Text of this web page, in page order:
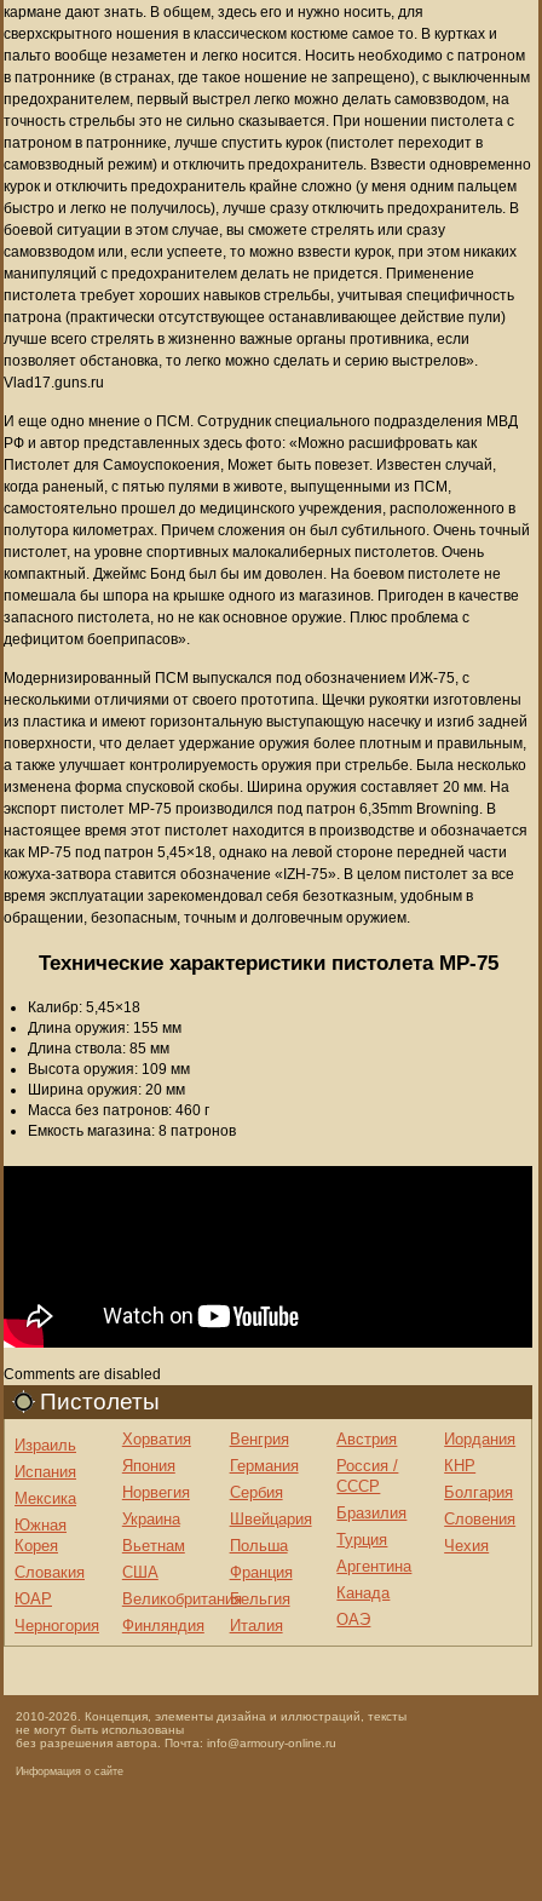
кармане дают знать. В общем, здесь его и нужно носить, для
сверхскрытного ношения в классическом костюме самое то. В куртках и
пальто вообще незаметен и легко носится. Носить необходимо с патроном
в патроннике (в странах, где такое ношение не запрещено), с выключенным
предохранителем, первый выстрел легко можно делать самовзводом, на
точность стрельбы это не сильно сказывается. При ношении пистолета с
патроном в патроннике, лучше спустить курок (пистолет переходит в
самовзводный режим) и отключить предохранитель. Взвести одновременно
курок и отключить предохранитель крайне сложно (у меня одним пальцем
быстро и легко не получилось), лучше сразу отключить предохранитель. В
боевой ситуации в этом случае, вы сможете стрелять или сразу
самовзводом или, если успеете, то можно взвести курок, при этом никаких
манипуляций с предохранителем делать не придется. Применение
пистолета требует хороших навыков стрельбы, учитывая специфичность
патрона (практически отсутствующее останавливающее действие пули)
лучше всего стрелять в жизненно важные органы противника, если
позволяет обстановка, то легко можно сделать и серию выстрелов».
Vlad17.guns.ru
И еще одно мнение о ПСМ. Сотрудник специального подразделения МВД
РФ и автор представленных здесь фото: «Можно расшифровать как
Пистолет для Самоуспокоения, Может быть повезет. Известен случай,
когда раненый, с пятью пулями в животе, выпущенными из ПСМ,
самостоятельно прошел до медицинского учреждения, расположенного в
полутора километрах. Причем сложения он был субтильного. Очень точный
пистолет, на уровне спортивных малокалиберных пистолетов. Очень
компактный. Джеймс Бонд был бы им доволен. На боевом пистолете не
помешала бы шпора на крышке одного из магазинов. Пригоден в качестве
запасного пистолета, но не как основное оружие. Плюс проблема с
дефицитом боеприпасов».
Модернизированный ПСМ выпускался под обозначением ИЖ-75, с
несколькими отличиями от своего прототипа. Щечки рукоятки изготовлены
из пластика и имеют горизонтальную выступающую насечку и изгиб задней
поверхности, что делает удержание оружия более плотным и правильным,
а также улучшает контролируемость оружия при стрельбе. Была несколько
изменена форма спусковой скобы. Ширина оружия составляет 20 мм. На
экспорт пистолет MP-75 производился под патрон 6,35mm Browning. В
настоящее время этот пистолет находится в производстве и обозначается
как MP-75 под патрон 5,45×18, однако на левой стороне передней части
кожуха-затвора ставится обозначение «IZH-75». В целом пистолет за все
время эксплуатации зарекомендовал себя безотказным, удобным в
обращении, безопасным, точным и долговечным оружием.
Технические характеристики пистолета MP-75
Калибр: 5,45×18
Длина оружия: 155 мм
Длина ствола: 85 мм
Высота оружия: 109 мм
Ширина оружия: 20 мм
Масса без патронов: 460 г
Емкость магазина: 8 патронов
Comments are disabled
Пистолеты
Израиль
Испания
Мексика
Южная
Корея
Словакия
ЮАР
Черногория
Хорватия
Япония
Норвегия
Украина
Вьетнам
США
Великобритания
Финляндия
Венгрия
Германия
Сербия
Швейцария
Польша
Франция
Бельгия
Италия
Австрия
Россия /
СССР
Бразилия
Турция
Аргентина
Канада
ОАЭ
Иордания
КНР
Болгария
Словения
Чехия
2010-2026. Концепция, элементы дизайна и иллюстраций, тексты
не могут быть использованы
без разрешения автора. Почта: info@armoury-online.ru
Информация о сайте